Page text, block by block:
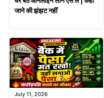
जाने की झंझट नहीं
July 11, 2026